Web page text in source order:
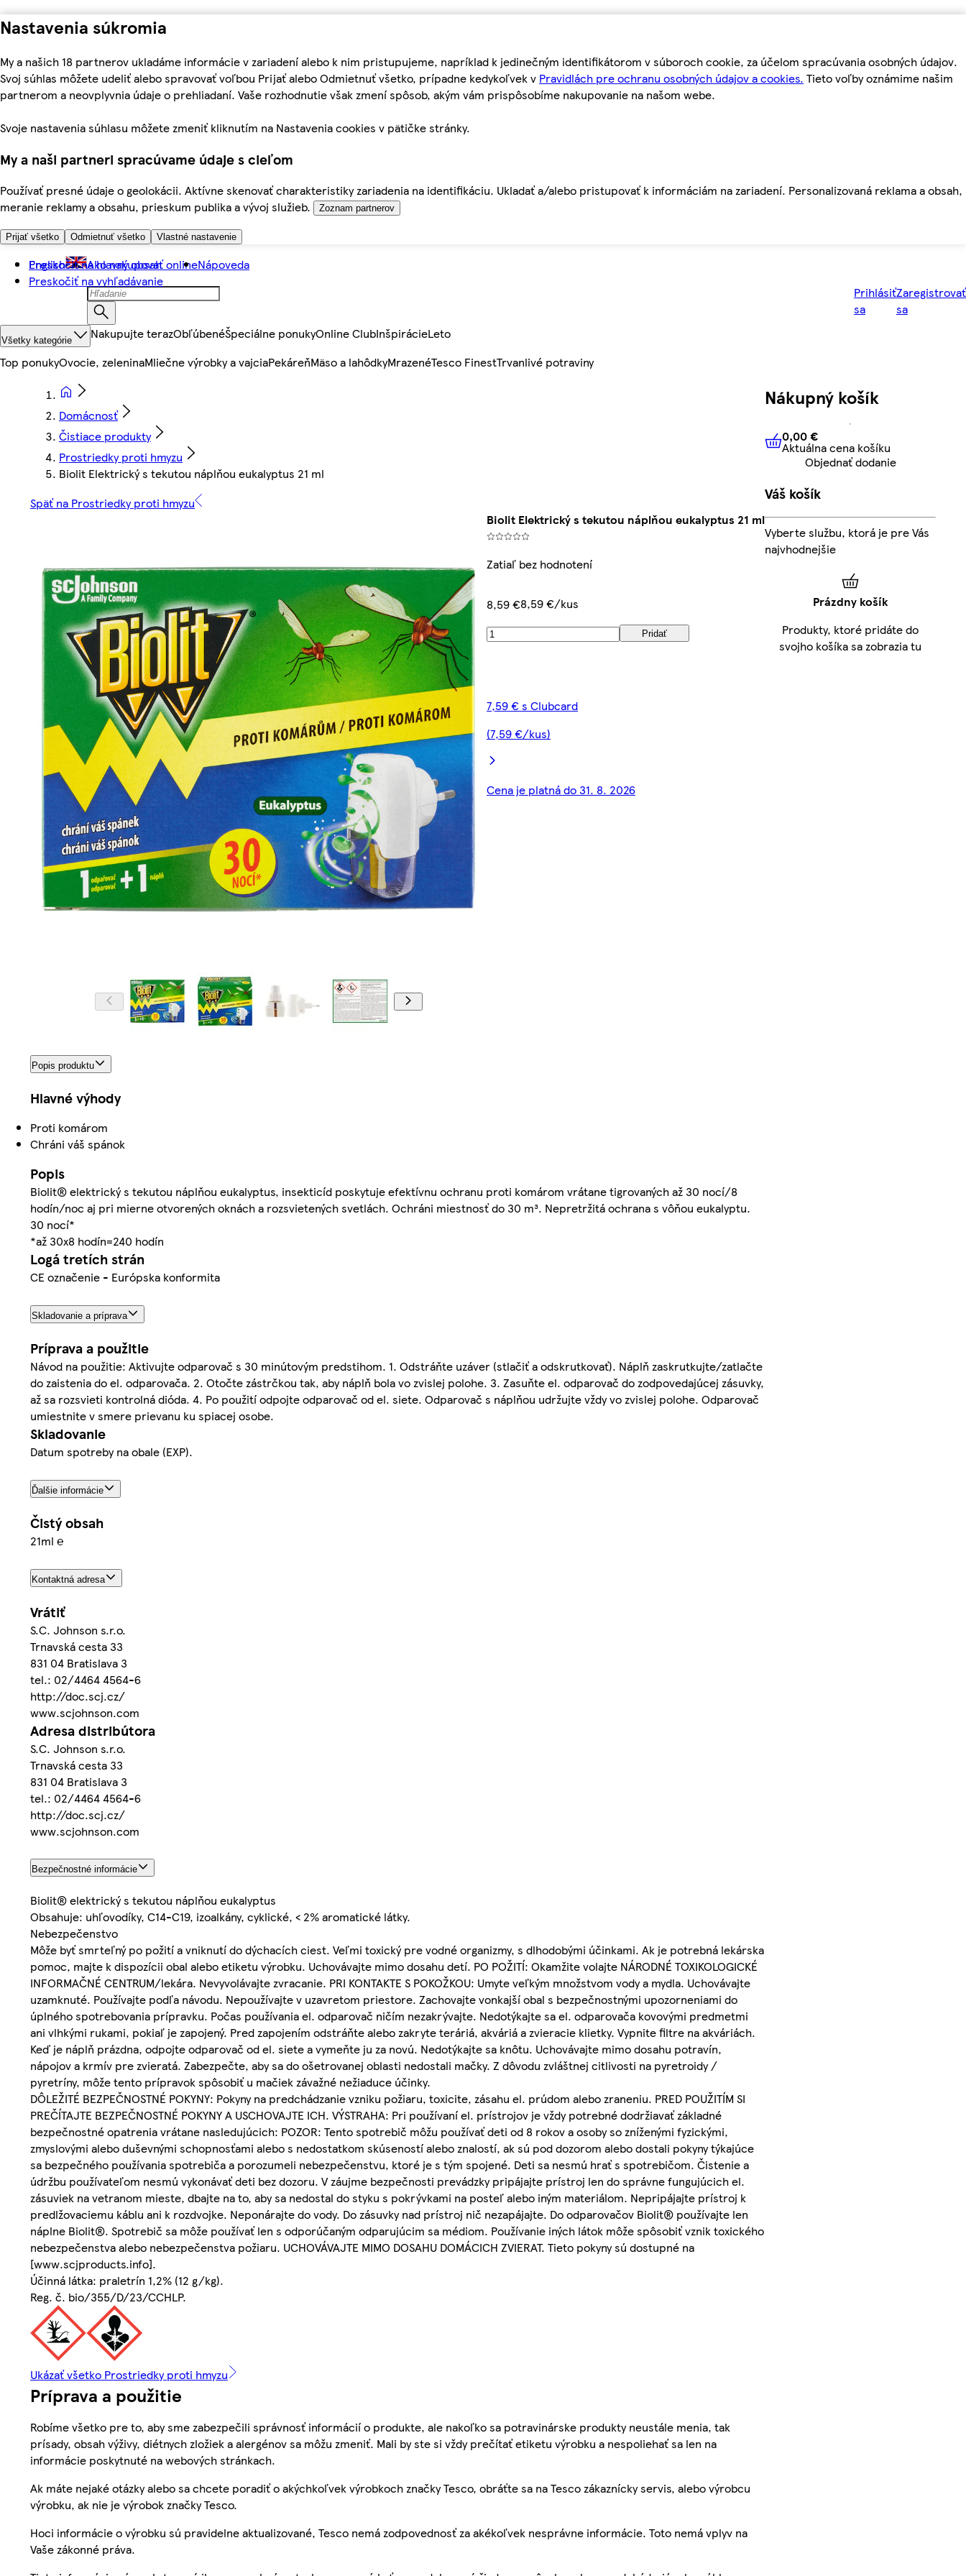
Nastavenia súkromia
My a našich 18 partnerov ukladáme informácie v zariadení alebo k nim pristupujeme, napríklad k jedinečným identifikátorom v súboroch cookie, za účelom spracúvania osobných údajov.
Svoj súhlas môžete udeliť alebo spravovať voľbou Prijať alebo Odmietnuť všetko, prípadne kedykoľvek v Pravidlách pre ochranu osobných údajov a cookies. Tieto voľby oznámime našim
partnerom a neovplyvnia údaje o prehliadaní. Vaše rozhodnutie však zmení spôsob, akým vám prispôsobíme nakupovanie na našom webe.
Svoje nastavenia súhlasu môžete zmeniť kliknutím na Nastavenia cookies v pätičke stránky.
My a naši partneri spracúvame údaje s cieľom
Používať presné údaje o geolokácii. Aktívne skenovať charakteristiky zariadenia na identifikáciu. Ukladať a/alebo pristupovať k informáciám na zariadení. Personalizovaná reklama a obsah,
meranie reklamy a obsahu, prieskum publika a vývoj služieb.
Zoznam partnerov
Prijať všetko Odmietnuť všetko Vlastné nastavenie
Preskočiť na hlavný obsah
Preskočiť na vyhľadávanie
English Ako nakupovať onlineNápoveda
Prihlásiť
sa
Zaregistrovať
sa
Všetky kategórie Nakupujte terazObľúbenéŠpeciálne ponukyOnline ClubInšpirácieLeto
Top ponukyOvocie, zeleninaMliečne výrobky a vajciaPekáreňMäso a lahôdkyMrazenéTesco FinestTrvanlivé potraviny
Domácnosť
Čistiace produkty
Prostriedky proti hmyzu
Biolit Elektrický s tekutou náplňou eukalyptus 21 ml
Späť na Prostriedky proti hmyzu
Biolit Elektrický s tekutou náplňou eukalyptus 21 ml
Zatiaľ bez hodnotení
8,59 €8,59 €/kus
Pridať
7,59 € s Clubcard
(7,59 €/kus)
Cena je platná do 31. 8. 2026
Popis produktu
Hlavné výhody
Proti komárom
Chráni váš spánok
Popis
Biolit® elektrický s tekutou náplňou eukalyptus, insekticíd poskytuje efektívnu ochranu proti komárom vrátane tigrovaných až 30 nocí/8
hodín/noc aj pri mierne otvorených oknách a rozsvietených svetlách. Ochráni miestnosť do 30 m³. Nepretržitá ochrana s vôňou eukalyptu.
30 nocí*
*až 30x8 hodín=240 hodín
Logá tretích strán
CE označenie - Európska konformita
Skladovanie a príprava
Príprava a použitie
Návod na použitie: Aktivujte odparovač s 30 minútovým predstihom. 1. Odstráňte uzáver (stlačiť a odskrutkovať). Náplň zaskrutkujte/zatlačte
do zaistenia do el. odparovača. 2. Otočte zástrčkou tak, aby náplň bola vo zvislej polohe. 3. Zasuňte el. odparovač do zodpovedajúcej zásuvky,
až sa rozsvieti kontrolná dióda. 4. Po použití odpojte odparovač od el. siete. Odparovač s náplňou udržujte vždy vo zvislej polohe. Odparovač
umiestnite v smere prievanu ku spiacej osobe.
Skladovanie
Datum spotreby na obale (EXP).
Ďalšie informácie
Čistý obsah
21ml ℮
Kontaktná adresa
Vrátiť
S.C. Johnson s.r.o.
Trnavská cesta 33
831 04 Bratislava 3
tel.: 02/4464 4564-6
http://doc.scj.cz/
www.scjohnson.com
Adresa distribútora
S.C. Johnson s.r.o.
Trnavská cesta 33
831 04 Bratislava 3
tel.: 02/4464 4564-6
http://doc.scj.cz/
www.scjohnson.com
Bezpečnostné informácie
Biolit® elektrický s tekutou náplňou eukalyptus
Obsahuje: uhľovodíky, C14-C19, izoalkány, cyklické, < 2% aromatické látky.
Nebezpečenstvo
Môže byť smrteľný po požití a vniknutí do dýchacích ciest. Veľmi toxický pre vodné organizmy, s dlhodobými účinkami. Ak je potrebná lekárska
pomoc, majte k dispozícii obal alebo etiketu výrobku. Uchovávajte mimo dosahu detí. PO POŽITÍ: Okamžite volajte NÁRODNÉ TOXIKOLOGICKÉ
INFORMAČNÉ CENTRUM/lekára. Nevyvolávajte zvracanie. PRI KONTAKTE S POKOŽKOU: Umyte veľkým množstvom vody a mydla. Uchovávajte
uzamknuté. Používajte podľa návodu. Nepoužívajte v uzavretom priestore. Zachovajte vonkajší obal s bezpečnostnými upozorneniami do
úplného spotrebovania prípravku. Počas používania el. odparovač ničím nezakrývajte. Nedotýkajte sa el. odparovača kovovými predmetmi
ani vlhkými rukami, pokiaľ je zapojený. Pred zapojením odstráňte alebo zakryte teráriá, akváriá a zvieracie klietky. Vypnite filtre na akváriách.
Keď je náplň prázdna, odpojte odparovač od el. siete a vymeňte ju za novú. Nedotýkajte sa knôtu. Uchovávajte mimo dosahu potravín,
nápojov a krmív pre zvieratá. Zabezpečte, aby sa do ošetrovanej oblasti nedostali mačky. Z dôvodu zvláštnej citlivosti na pyretroidy /
pyretríny, môže tento prípravok spôsobiť u mačiek závažné nežiaduce účinky.
DÔLEŽITÉ BEZPEČNOSTNÉ POKYNY: Pokyny na predchádzanie vzniku požiaru, toxicite, zásahu el. prúdom alebo zraneniu. PRED POUŽITÍM SI
PREČÍTAJTE BEZPEČNOSTNÉ POKYNY A USCHOVAJTE ICH. VÝSTRAHA: Pri používaní el. prístrojov je vždy potrebné dodržiavať základné
bezpečnostné opatrenia vrátane nasledujúcich: POZOR: Tento spotrebič môžu používať deti od 8 rokov a osoby so zníženými fyzickými,
zmyslovými alebo duševnými schopnosťami alebo s nedostatkom skúseností alebo znalostí, ak sú pod dozorom alebo dostali pokyny týkajúce
sa bezpečného používania spotrebiča a porozumeli nebezpečenstvu, ktoré je s tým spojené. Deti sa nesmú hrať s spotrebičom. Čistenie a
údržbu používateľom nesmú vykonávať deti bez dozoru. V záujme bezpečnosti prevádzky pripájajte prístroj len do správne fungujúcich el.
zásuviek na vetranom mieste, dbajte na to, aby sa nedostal do styku s pokrývkami na posteľ alebo iným materiálom. Nepripájajte prístroj k
predlžovaciemu káblu ani k rozdvojke. Neponárajte do vody. Do zásuvky nad prístroj nič nezapájajte. Do odparovačov Biolit® používajte len
náplne Biolit®. Spotrebič sa môže používať len s odporúčaným odparujúcim sa médiom. Používanie iných látok môže spôsobiť vznik toxického
nebezpečenstva alebo nebezpečenstva požiaru. UCHOVÁVAJTE MIMO DOSAHU DOMÁCICH ZVIERAT. Tieto pokyny sú dostupné na
[www.scjproducts.info].
Účinná látka: praletrín 1,2% (12 g/kg).
Reg. č. bio/355/D/23/CCHLP.
Ukázať všetko Prostriedky proti hmyzu
Príprava a použitie
Robíme všetko pre to, aby sme zabezpečili správnosť informácií o produkte, ale nakoľko sa potravinárske produkty neustále menia, tak
prísady, obsah výživy, diétnych zložiek a alergénov sa môžu zmeniť. Mali by ste si vždy prečítať etiketu výrobku a nespoliehať sa len na
informácie poskytnuté na webových stránkach.
Ak máte nejaké otázky alebo sa chcete poradiť o akýchkoľvek výrobkoch značky Tesco, obráťte sa na Tesco zákaznícky servis, alebo výrobcu
výrobku, ak nie je výrobok značky Tesco.
Hoci informácie o výrobku sú pravidelne aktualizované, Tesco nemá zodpovednosť za akékoľvek nesprávne informácie. Toto nemá vplyv na
Vaše zákonné práva.
Nákupný košík
0,00 € Aktuálna cena košíku
0,00 €
Aktuálna cena košíku
Objednať dodanie
Váš košík
Vyberte službu, ktorá je pre Vás
najvhodnejšie
Prázdny košík
Produkty, ktoré pridáte do
svojho košíka sa zobrazia tu